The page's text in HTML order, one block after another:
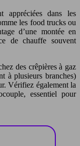
appréciées dans les
les food trucks ou
d’une montée en
de chauffe souvent
des crêpières à gaz
à plusieurs branches)
Vérifiez également la
essentiel pour